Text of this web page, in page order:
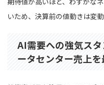
いため、決算前の値動きは変
AI需要への強気ス
ータセンター売上